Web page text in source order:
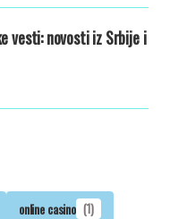
vesti: novosti iz Srbije i
online casino (1)